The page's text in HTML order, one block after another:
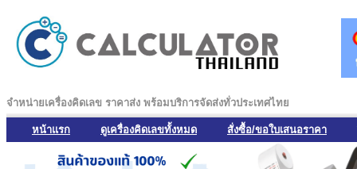
จำหน่ายเครื่องคิดเลข ราคาส่ง พร้อมบริการจัดส่งทั่วประเทศไทย
หน้าแรก ดูเครื่องคิดเลขทั้งหมด สั่งซื้อ/ขอใบเสนอราคา